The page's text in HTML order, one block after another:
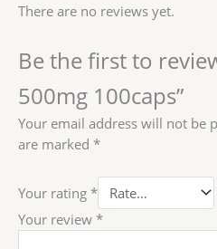
There are no reviews yet.
Be the first to
500mg 100caps”
Your email address will not be
are marked *
Your rating *
Your review *